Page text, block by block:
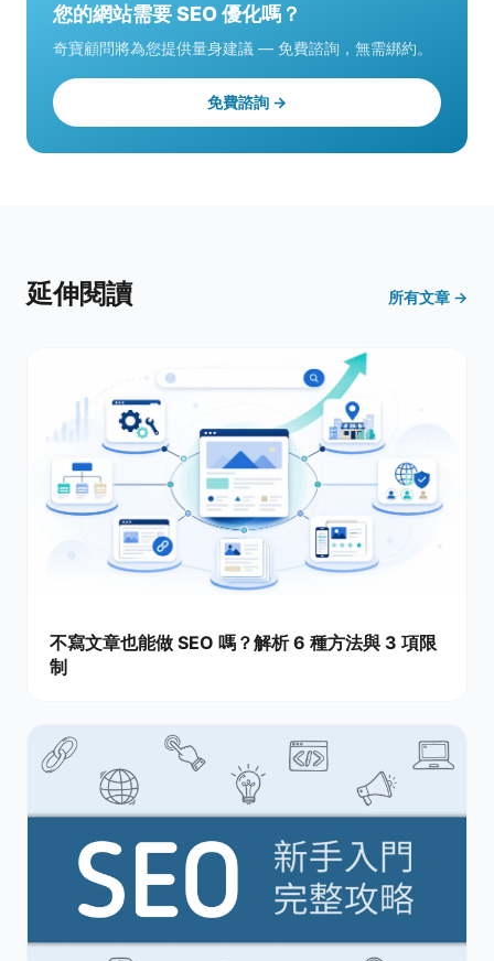
您的網站需要 SEO 優化嗎？
奇寶顧問將為您提供量身建議 — 免費諮詢，無需綁約。
免費諮詢 →
延伸閱讀 所有文章 →
不寫文章也能做 SEO 嗎？解析 6 種方法與 3 項限
制